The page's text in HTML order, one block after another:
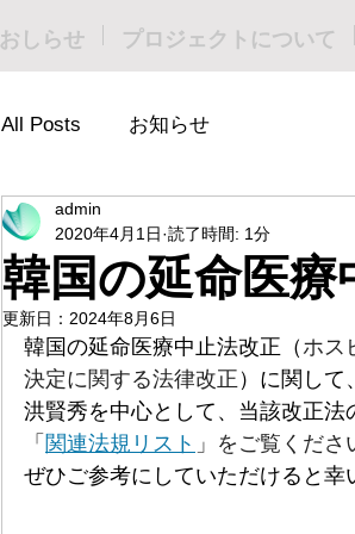
おしらせ プロジェクトについて
All Posts お知らせ
韓国の延命医
admin
2020年4月1日 読了時間: 1分
更新日： 2024年8月6日
韓国の延命医療中止法改正（ホス
決定に関する法律改正 ）に関して、
洪賢秀を中心として、当該改正法
「 関連法規リスト 」をご覧くださ
ぜひご参考にしていただけると幸